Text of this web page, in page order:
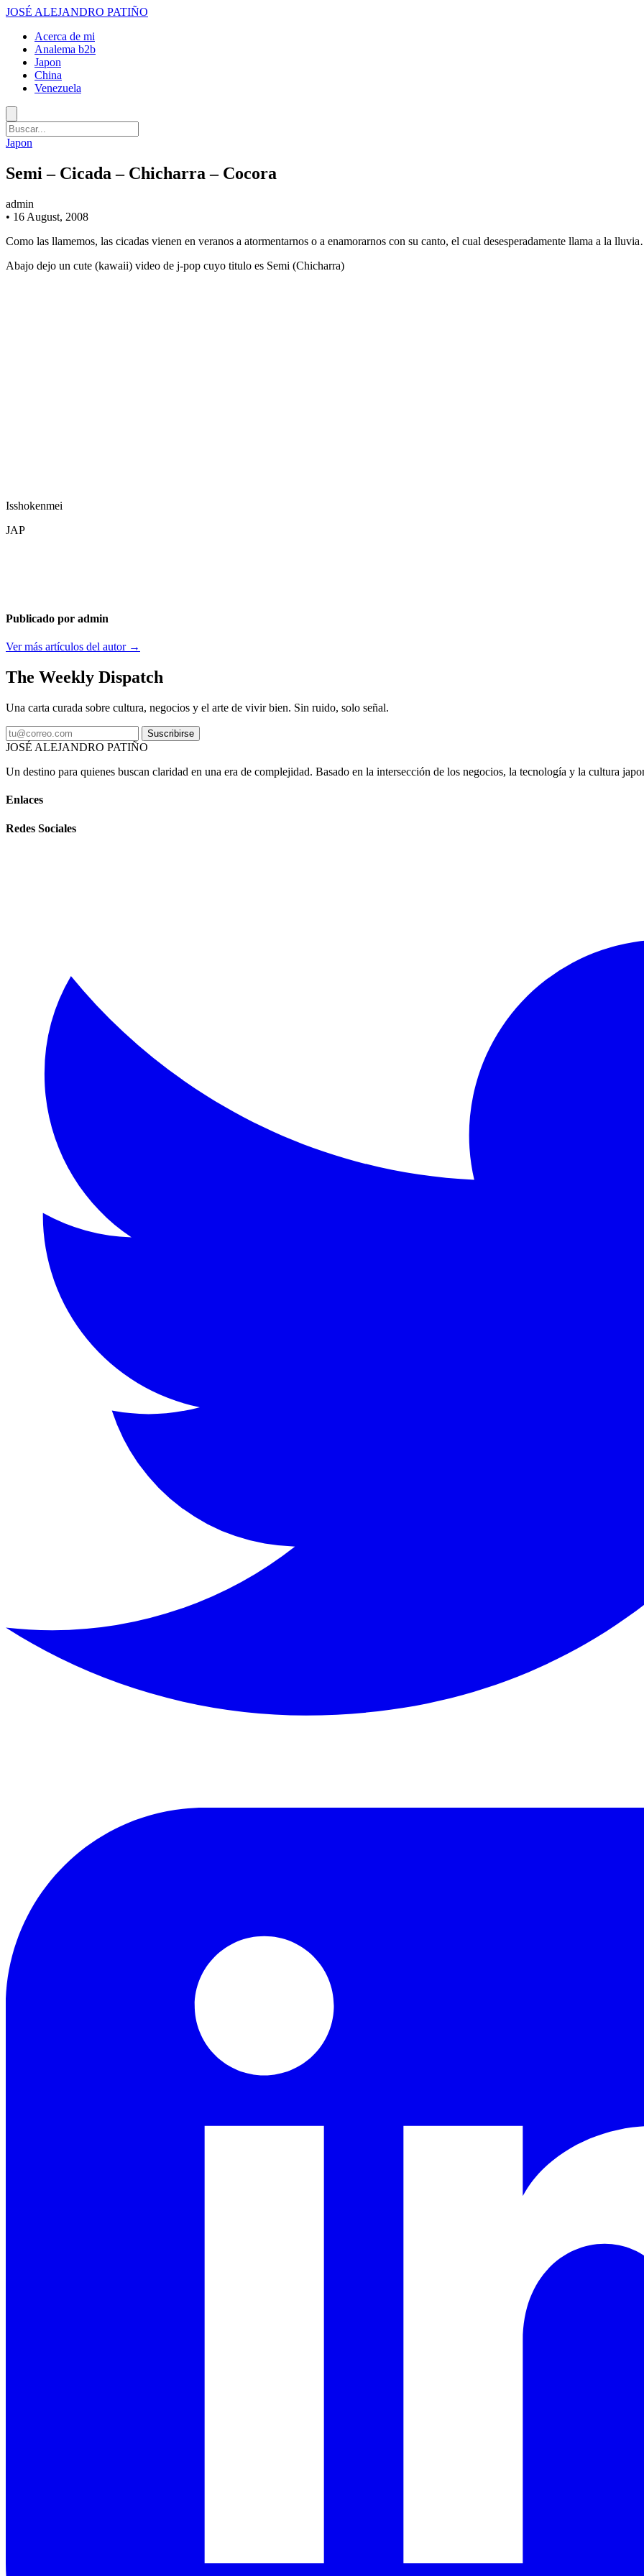
JOSÉ ALEJANDRO PATIÑO
Acerca de mi
Analema b2b
Japon
China
Venezuela
Japon
Semi – Cicada – Chicharra – Cocora
admin
• 16 August, 2008
Como las llamemos, las cicadas vienen en veranos a atormentarnos o a enamorarnos con su canto, el cual desesperadamente llama a la
Abajo dejo un cute (kawaii) video de j-pop cuyo titulo es Semi (Chicharra)
Isshokenmei
JAP
Publicado por admin
Ver más artículos del autor →
The Weekly Dispatch
Una carta curada sobre cultura, negocios y el arte de vivir bien. Sin ruido, solo señal.
Suscribirse
JOSÉ ALEJANDRO PATIÑO
Un destino para quienes buscan claridad en una era de complejidad. Basado en la intersección de los negocios, la tecnología y la cultura
Enlaces
Redes Sociales